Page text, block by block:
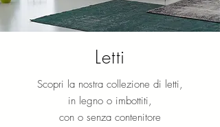
Letti
Scopri la nostra collezione di letti,
in legno o imbottiti,
con o senza contenitore